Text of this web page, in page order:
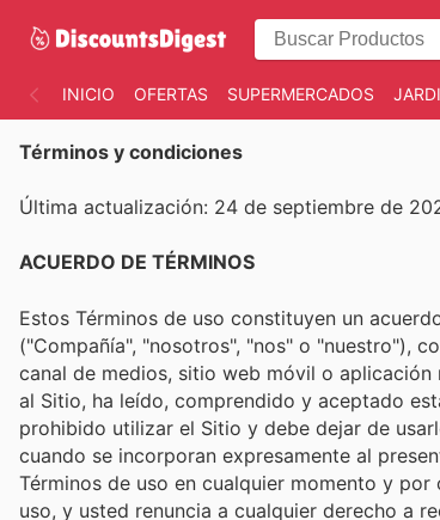
INICIO OFERTAS SUPERMERCADOS
Términos y condiciones
Última actualización: 24 de septiembre de
ACUERDO DE TÉRMINOS
Estos Términos de uso constituyen un
("Compañía", "nosotros", "nos" o "nuestro"),
canal de medios, sitio web móvil o
al Sitio, ha leído, comprendido y aceptado
prohibido utilizar el Sitio y debe dejar de
cuando se incorporan expresamente al
Términos de uso en cualquier momento y
uso, y usted renuncia a cualquier derecho a